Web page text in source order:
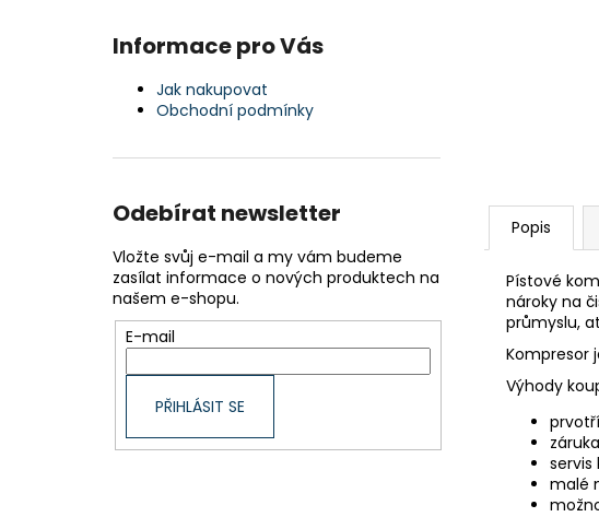
Informace pro Vás
Jak nakupovat
Obchodní podmínky
Odebírat newsletter
Vložte svůj e-mail a my vám budeme
zasílat informace o nových produktech na
našem e-shopu.
E-mail
PŘIHLÁSIT SE
Popis
Pístové
nároky na
průmyslu,
Kompresor
Výhody
servis
malé